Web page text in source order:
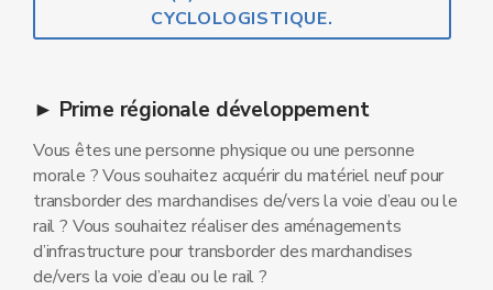
CYCLOLOGISTIQUE.
► Prime régionale développement
Vous êtes une personne physique ou une personne
morale ? Vous souhaitez acquérir du matériel neuf pour
transborder des marchandises de/vers la voie d’eau ou le
rail ? Vous souhaitez réaliser des aménagements
d’infrastructure pour transborder des marchandises
de/vers la voie d’eau ou le rail ?